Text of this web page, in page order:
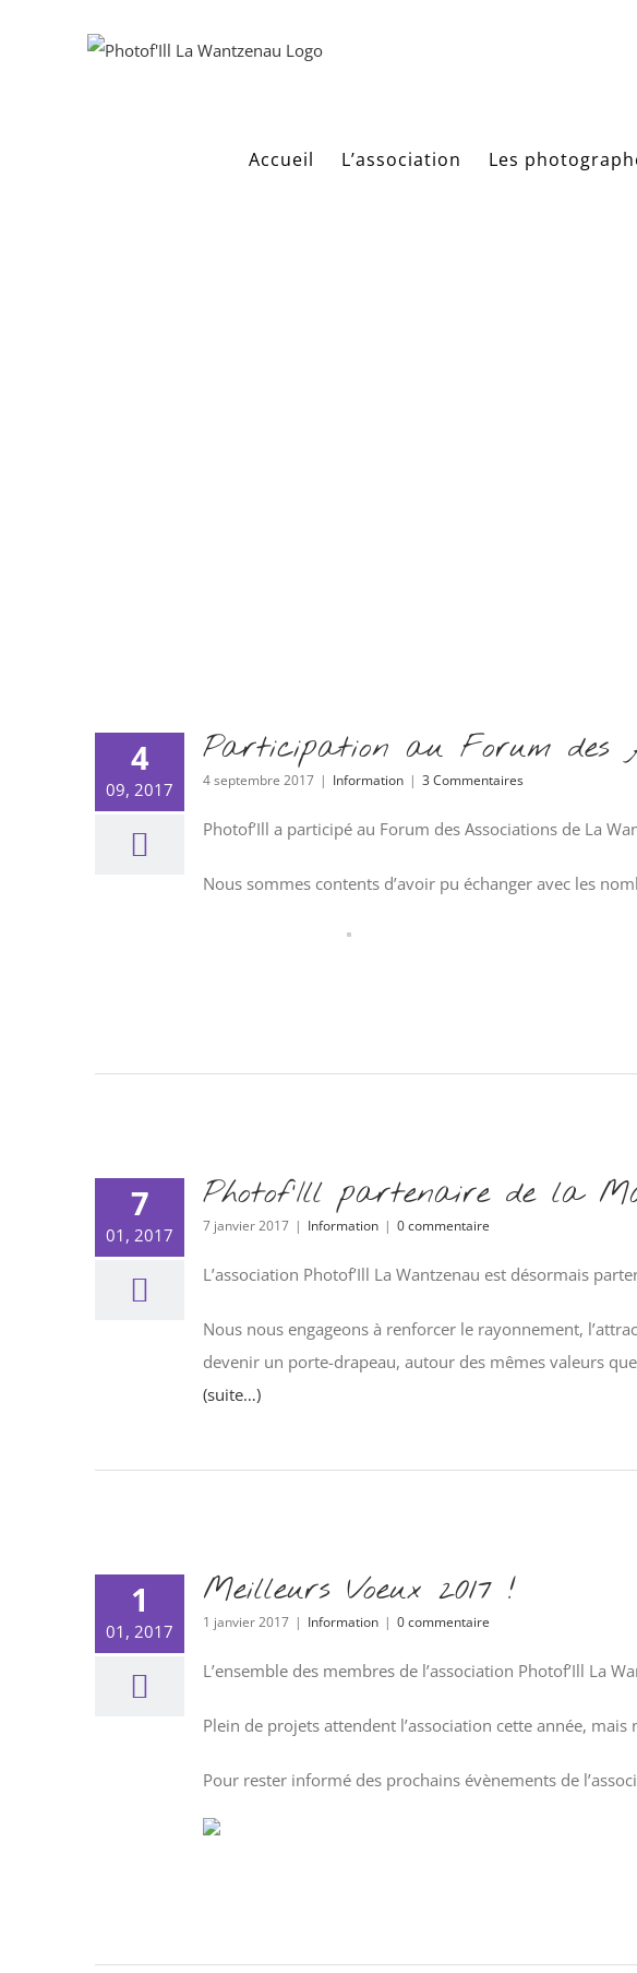
Accueil L’association Les
4
09, 2017
Participation au Forum des
4 septembre 2017 | Information | 3 Commentaires
Photof’Ill a participé au Forum des Associations de La
Nous sommes contents d’avoir pu échanger avec les
7
01, 2017
Photof’Ill partenaire de la
7 janvier 2017 | Information | 0 commentaire
L’association Photof’Ill La Wantzenau est désormais
Nous nous engageons à renforcer le rayonnement,
devenir un porte-drapeau, autour des mêmes valeurs
(suite…)
1
01, 2017
Meilleurs Voeux 2017 !
1 janvier 2017 | Information | 0 commentaire
L’ensemble des membres de l’association Photof’Ill La
Plein de projets attendent l’association cette année,
Pour rester informé des prochains évènements de